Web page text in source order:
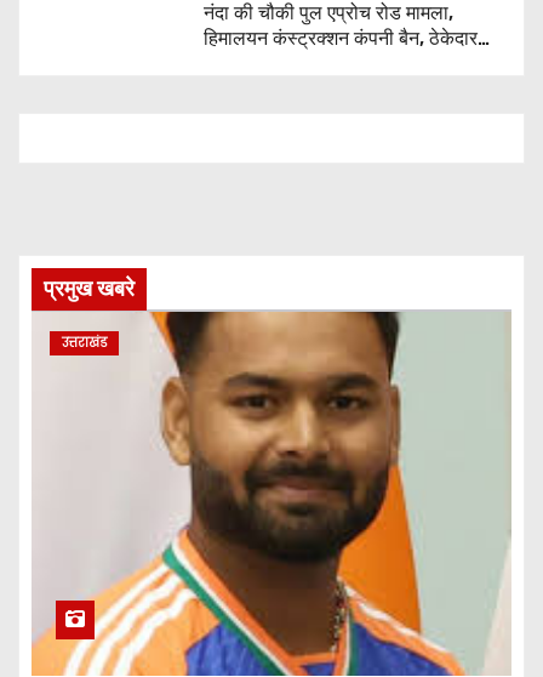
नंदा की चौकी पुल एप्रोच रोड मामला,
हिमालयन कंस्ट्रक्शन कंपनी बैन, ठेकेदार
प्रमुख खबरे
उत्तराखंड